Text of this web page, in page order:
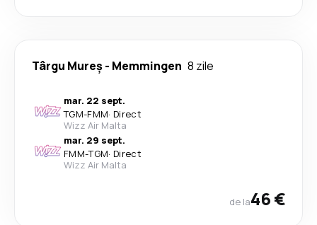
Târgu Mureș - Memmingen 8 zile
mar. 22 sept.
TGM-FMM· Direct
Wizz Air Malta
mar. 29 sept.
FMM-TGM· Direct
Wizz Air Malta
de la46 €